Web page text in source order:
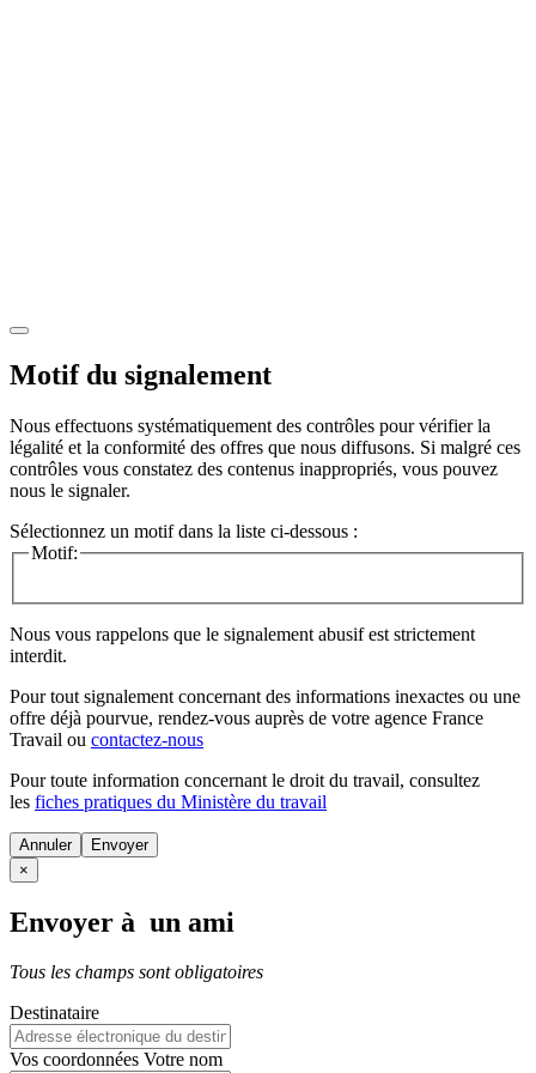
Motif du signalement
Nous effectuons systématiquement des contrôles pour vérifier la
légalité et la conformité des offres que nous diffusons. Si malgré ces
contrôles vous constatez des contenus inappropriés, vous pouvez
nous le signaler.
Sélectionnez un motif dans la liste ci-dessous :
Motif:
Nous vous rappelons que le signalement abusif est strictement
interdit.
Pour tout signalement concernant des informations inexactes ou une
offre déjà pourvue, rendez-vous auprès de votre agence France
Travail ou contactez-nous
Pour toute information concernant le droit du travail, consultez
les fiches pratiques du Ministère du travail
Annuler
×
Envoyer à un ami
Tous les champs sont obligatoires
Destinataire
Vos coordonnées Votre nom